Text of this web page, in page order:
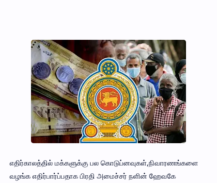
எதிர்காலத்தில் மக்களுக்கு பல கொடுப்னவுகள்,நிவாரணங்களை
வழங்க எதிர்பார்ப்பதாக பிரதி அமைச்சர் நளின் ஹேவகே